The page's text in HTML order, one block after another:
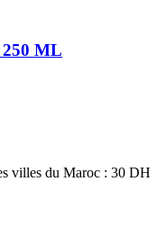
250 ML
villes du Maroc : 30 DH